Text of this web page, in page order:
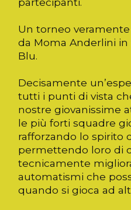
Un torneo
da Moma Anderlini in
Blu.
Decisamente
tutti i punti di vista
nostre giovanissime
le più forti squadre
rafforzando lo spirito
permettendo loro di
tecnicamente
automatismi che
quando si gioca ad